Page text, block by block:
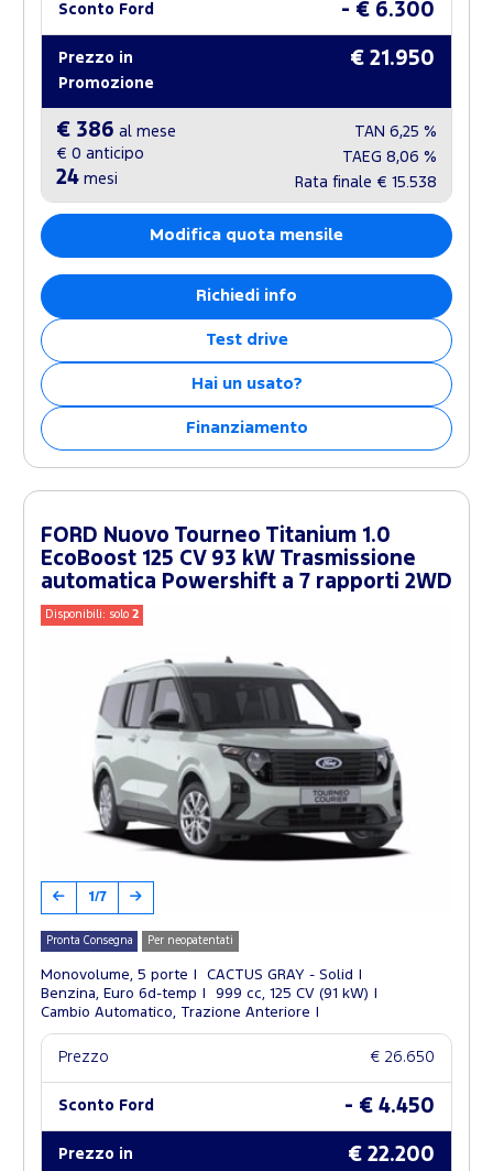
Sconto Ford - € 6.300
Prezzo in
Promozione
€ 21.950
€ 386 al mese
€ 0 anticipo
24 mesi
TAN 6,25 %
TAEG 8,06 %
Rata finale € 15.538
Modifica quota mensile
Richiedi info
Test drive
Hai un usato?
Finanziamento
FORD Nuovo Tourneo Titanium 1.0
EcoBoost 125 CV 93 kW Trasmissione
automatica Powershift a 7 rapporti 2WD
Disponibili: solo2
1/7
Pronta Consegna Per neopatentati
Monovolume, 5 porte
CACTUS GRAY - Solid
Benzina, Euro 6d-temp
999 cc, 125 CV (91 kW)
Cambio Automatico, Trazione Anteriore
Prezzo € 26.650
Sconto Ford - € 4.450
Prezzo in
€ 22.200